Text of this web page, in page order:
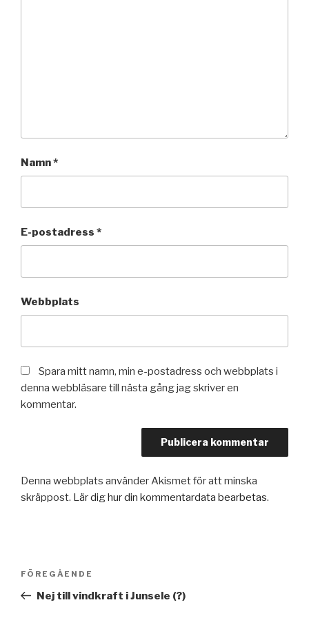
Namn*
E-postadress *
Webbplats
Spara mitt namn, min e-postadress och webbplats i
denna webbläsare till nästa gång jag skriver en
kommentar.
Denna webbplats använder Akismet för att minska
skräppost. Lär dig hur din kommentardata bearbetas.
Inläggsnavigering
Föregående
inlägg
FÖREGÅENDE
Nej till vindkraft i Junsele (?)